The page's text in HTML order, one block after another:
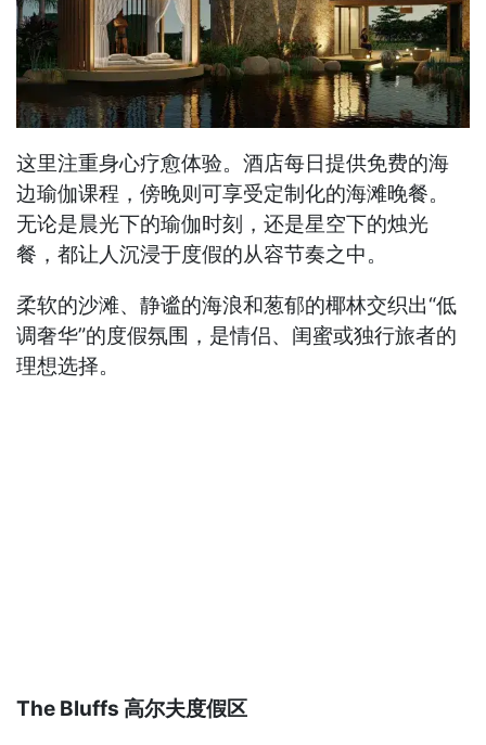
这里注重身心疗愈体验。酒店每日提供免费的海
边瑜伽课程，傍晚则可享受定制化的海滩晚餐。
无论是晨光下的瑜伽时刻，还是星空下的烛光
餐，都让人沉浸于度假的从容节奏之中。
柔软的沙滩、静谧的海浪和葱郁的椰林交织出“低
调奢华”的度假氛围，是情侣、闺蜜或独行旅者的
理想选择。
The Bluffs 高尔夫度假区